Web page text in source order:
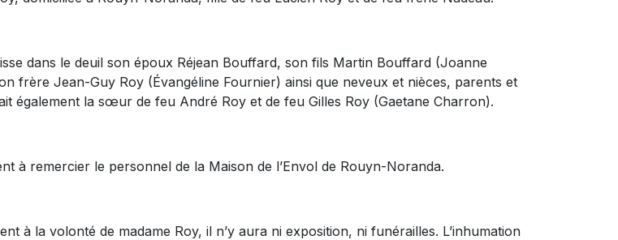
dans le deuil son époux Réjean Bouffard, son fils Martin Bouffard (Joanne
frère Jean-Guy Roy (Évangéline Fournier) ainsi que neveux et nièces, parents et
également la sœur de feu André Roy et de feu Gilles Roy (Gaetane Charron).
à remercier le personnel de la Maison de l’Envol de Rouyn-Noranda.
à la volonté de madame Roy, il n’y aura ni exposition, ni funérailles. L’inhumation